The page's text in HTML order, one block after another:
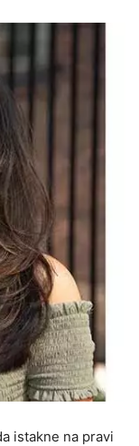
istakne na pravi